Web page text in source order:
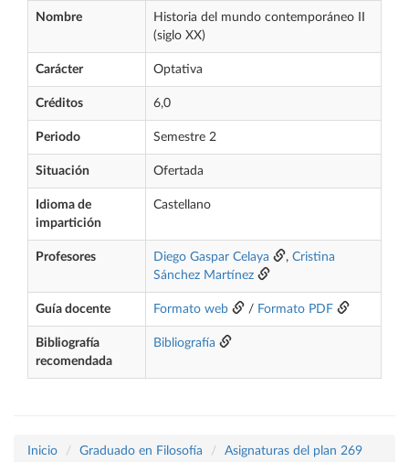
Nombre
Historia del mundo contemporáneo II
(siglo XX)
Carácter Optativa
Créditos 6,0
Periodo Semestre 2
Situación Ofertada
Idioma de
impartición
Castellano
Profesores Diego Gaspar Celaya , Cristina
Sánchez Martínez
Guía docente Formato web / Formato PDF
Bibliografía
recomendada
Bibliografía
Inicio Graduado en Filosofía
Asignaturas del plan 269